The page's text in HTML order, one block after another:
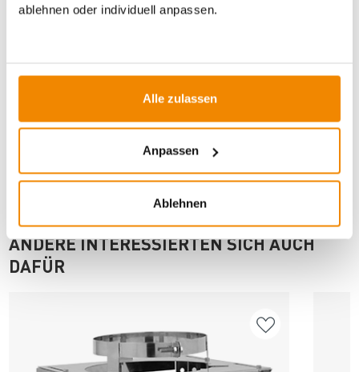
ablehnen oder individuell anpassen.
Alle zulassen
Anpassen
Ablehnen
Dieses Produkt finden Sie unter:Kaminzubehör
ANDERE INTERESSIERTEN SICH AUCH
DAFÜR